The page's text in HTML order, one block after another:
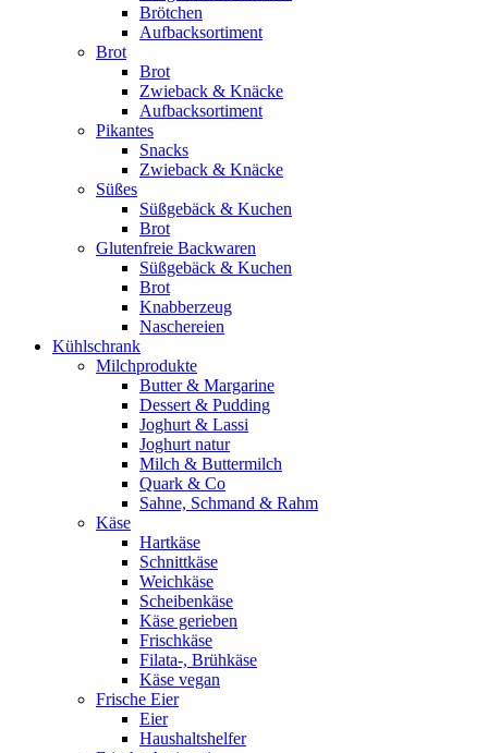
Brötchen
Aufbacksortiment
Brot
Brot
Zwieback & Knäcke
Aufbacksortiment
Pikantes
Snacks
Zwieback & Knäcke
Süßes
Süßgebäck & Kuchen
Brot
Glutenfreie Backwaren
Süßgebäck & Kuchen
Brot
Knabberzeug
Naschereien
Kühlschrank
Milchprodukte
Butter & Margarine
Dessert & Pudding
Joghurt & Lassi
Joghurt natur
Milch & Buttermilch
Quark & Co
Sahne, Schmand & Rahm
Käse
Hartkäse
Schnittkäse
Weichkäse
Scheibenkäse
Käse gerieben
Frischkäse
Filata-, Brühkäse
Käse vegan
Frische Eier
Eier
Haushaltshelfer